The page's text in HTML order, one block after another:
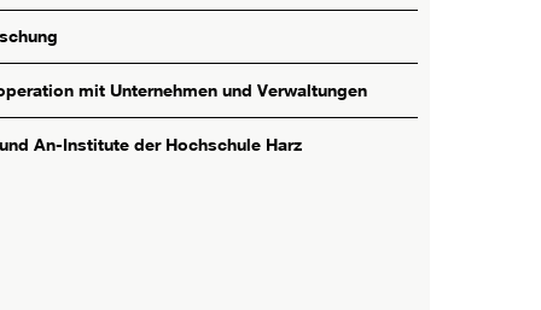
mit Unternehmen und Verwaltungen
An-Institute der Hochschule Harz